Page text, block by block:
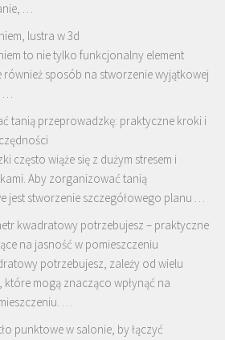
…
lustra w 3d
to nie tylko funkcjonalny element
również sposób na stworzenie wyjątkowej
…
tanią przeprowadzkę: praktyczne kroki i
często wiąże się z dużym stresem i
Aby zorganizować tanią
jest stworzenie szczegółowego planu …
kwadratowy potrzebujesz – praktyczne
na jasność w pomieszczeniu
potrzebujesz, zależy od wielu
mogą znacząco wpłynąć na
…
punktowe w salonie, by łączyć